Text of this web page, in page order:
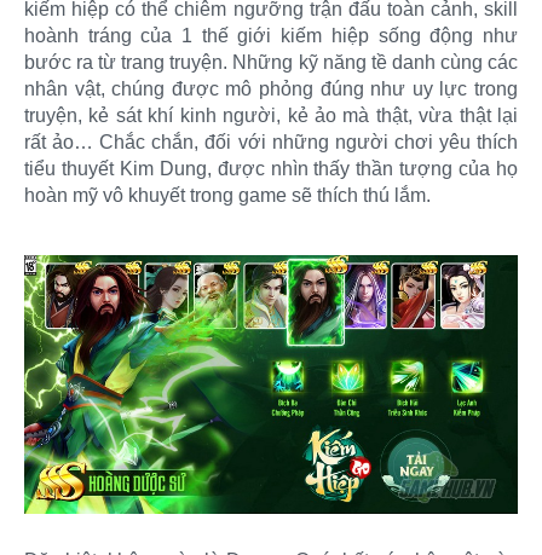
kiếm hiệp có thể chiêm ngưỡng trận đấu toàn cảnh, skill
hoành tráng của 1 thế giới kiếm hiệp sống động như
bước ra từ trang truyện. Những kỹ năng tề danh cùng các
nhân vật, chúng được mô phỏng đúng như uy lực trong
truyện, kẻ sát khí kinh người, kẻ ảo mà thật, vừa thật lại
rất ảo… Chắc chắn, đối với những người chơi yêu thích
tiểu thuyết Kim Dung, được nhìn thấy thần tượng của họ
hoàn mỹ vô khuyết trong game sẽ thích thú lắm.